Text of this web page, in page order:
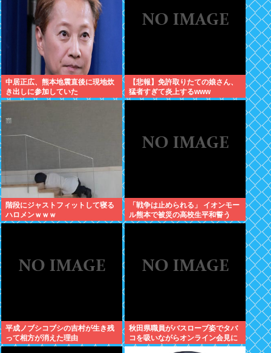
中居正広、熊本地震直後に現地炊
き出しに参加していた
【悲報】免許取りたての娘さん、
猛者すぎて炎上するwww
階段にジャストフィットして寝る
ハロメンｗｗｗ
「戦争は止められる」 イオンモー
ル熊本で被災の高校生平和誓う
平成ノブシコブシの吉村が生き残
って相方が消えた理由
秋田県職員がバスローブ姿でタバ
コを吸いながらオンライン会見に
どこのお貴族様だよw